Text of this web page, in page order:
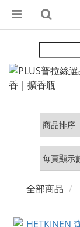
全部商品